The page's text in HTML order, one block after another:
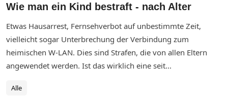
Wie man ein Kind bestraft - nach Alter
Etwas Hausarrest, Fernsehverbot auf unbestimmte Zeit,
vielleicht sogar Unterbrechung der Verbindung zum
heimischen W-LAN. Dies sind Strafen, die von allen Eltern
angewendet werden. Ist das wirklich eine seit...
Alle